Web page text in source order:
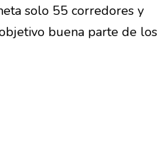
solo 55 corredores y
buena parte de los